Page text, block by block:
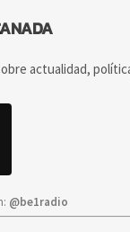
actualidad,
@be1radio